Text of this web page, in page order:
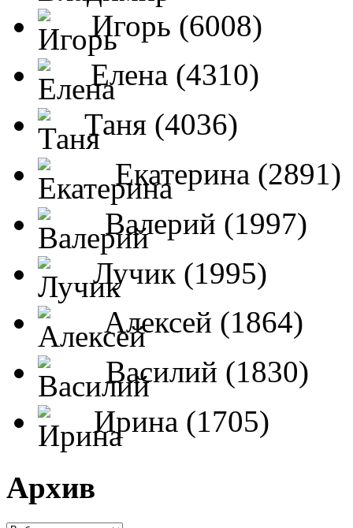
Игорь (6008)
Елена (4310)
Таня (4036)
Екатерина (2891)
Валерий (1997)
Лучик (1995)
Алексей (1864)
Василий (1830)
Ирина (1705)
Архив